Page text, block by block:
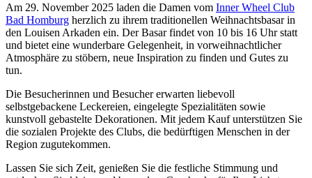
Am 29. November 2025 laden die Damen vom Inner Wheel Club
Bad Homburg herzlich zu ihrem traditionellen Weihnachtsbasar in
den Louisen Arkaden ein. Der Basar findet von 10 bis 16 Uhr statt
und bietet eine wunderbare Gelegenheit, in vorweihnachtlicher
Atmosphäre zu stöbern, neue Inspiration zu finden und Gutes zu
tun.
Die Besucherinnen und Besucher erwarten liebevoll
selbstgebackene Leckereien, eingelegte Spezialitäten sowie
kunstvoll gebastelte Dekorationen. Mit jedem Kauf unterstützen Sie
die sozialen Projekte des Clubs, die bedürftigen Menschen in der
Region zugutekommen.
Lassen Sie sich Zeit, genießen Sie die festliche Stimmung und